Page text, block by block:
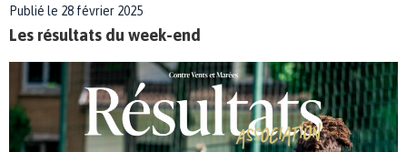
Publié le 28 février 2025
Les résultats du week-end